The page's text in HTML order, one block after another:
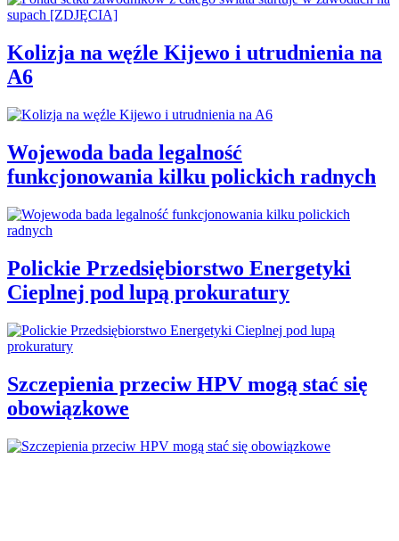
Kolizja na węźle Kijewo i utrudnienia na
A6
Wojewoda bada legalność
funkcjonowania kilku polickich radnych
Polickie Przedsiębiorstwo Energetyki
Cieplnej pod lupą prokuratury
Szczepienia przeciw HPV mogą stać się
obowiązkowe